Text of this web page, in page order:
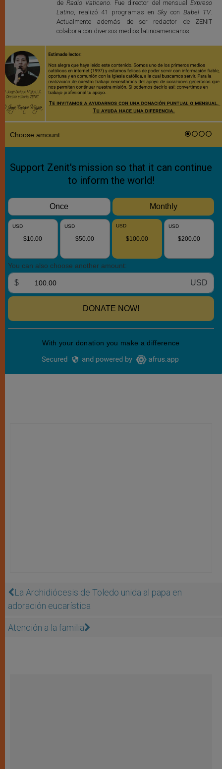
de Radio Vaticano. Fue director del mensualExpreso
Latino, realizó 41 programas en Skycon Babel TV.
Actualmente además de ser redactor de ZENIT
colabora con diversos medios latinoamericanos.
La Archidiócesis de Toledo unida al papa en
adoración eucarística
Atención a la familia